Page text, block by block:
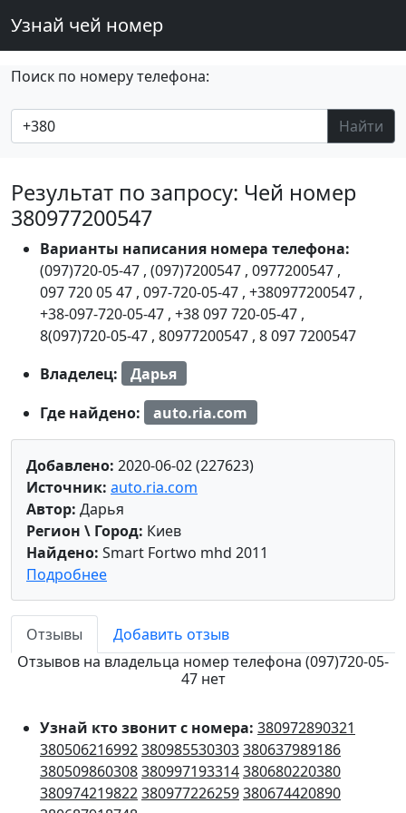
Узнай чей номер
Поиск по номеру телефона:
Найти
Результат по запросу: Чей номер
380977200547
Варианты написания номера телефона:
(097)720-05-47 , (097)7200547 , 0977200547 ,
097 720 05 47 , 097-720-05-47 , +380977200547 ,
+38-097-720-05-47 , +38 097 720-05-47 ,
8(097)720-05-47 , 80977200547 , 8 097 7200547
Владелец:
Дарья
Где найдено:
auto.ria.com
Добавлено: 2020-06-02 (227623)
Источник: auto.ria.com
Автор: Дарья
Регион \ Город: Киев
Найдено: Smart Fortwo mhd 2011
Подробнее
Отзывы
Добавить отзыв
Отзывов на владельца номер телефона (097)720-05-
47 нет
Узнай кто звонит с номера: 380972890321
380506216992380985530303380637989186
380509860308380997193314380680220380
380974219822380977226259380674420890